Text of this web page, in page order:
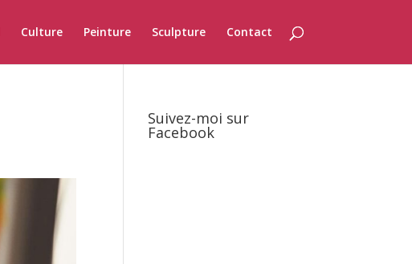
Culture Peinture Sculpture Contact
Suivez-moi sur
Facebook